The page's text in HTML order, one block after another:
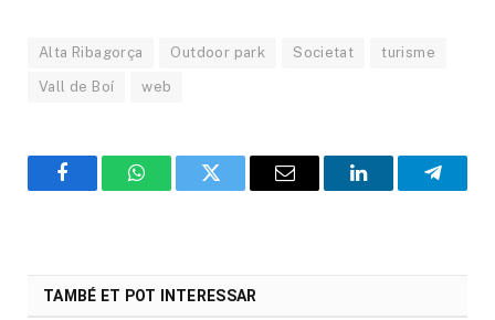
Alta Ribagorça Outdoor park Societat turisme
Vall de Boí web
FacebookWhatsAppTwitter Email LinkedIn
TAMBÉ ET POT INTERESSAR